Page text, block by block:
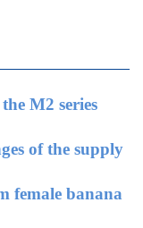
M2 series
of the supply
female banana